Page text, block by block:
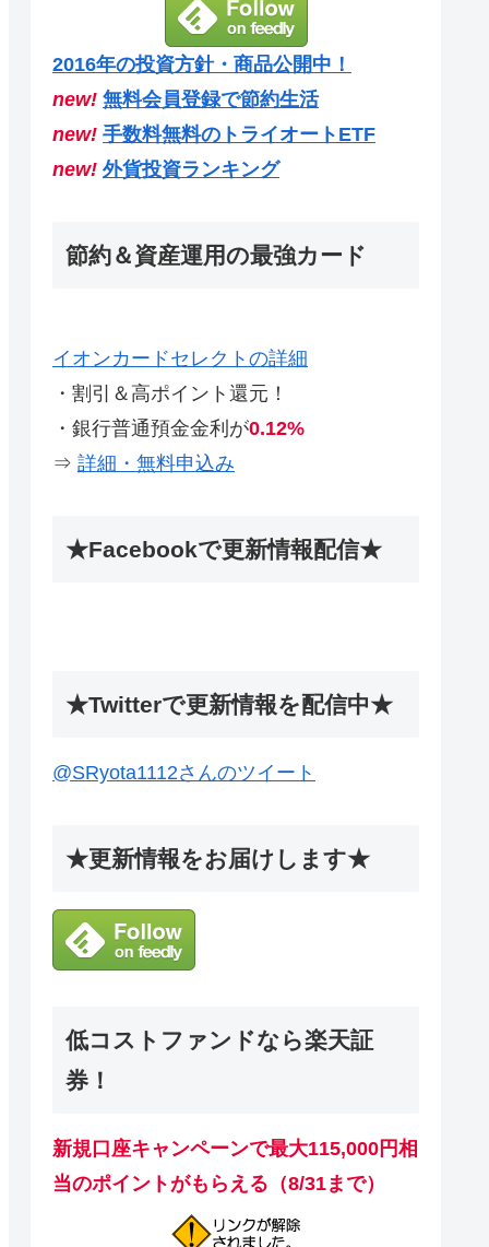
2016年の投資方針・商品公開中！
new! 無料会員登録で節約生活
new! 手数料無料のトライオートETF
new! 外貨投資ランキング
節約＆資産運用の最強カード
イオンカードセレクトの詳細
・割引＆高ポイント還元！
・銀行普通預金金利が0.12%
⇒ 詳細・無料申込み
★Facebookで更新情報配信★
★Twitterで更新情報を配信中★
@SRyota1112さんのツイート
★更新情報をお届けします★
低コストファンドなら楽天証
券！
新規口座キャンペーンで最大115,000円相
当のポイントがもらえる（8/31まで）